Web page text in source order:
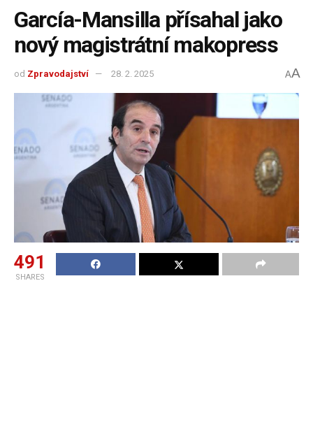
García-Mansilla přísahal jako
nový magistrátní makopress
od Zpravodajství 28. 2. 2025 AA
491
SHARES